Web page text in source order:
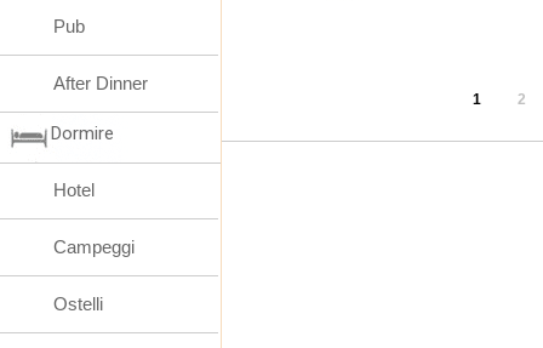
1 2
Pub
After Dinner
Dormire
Hotel
Campeggi
Ostelli